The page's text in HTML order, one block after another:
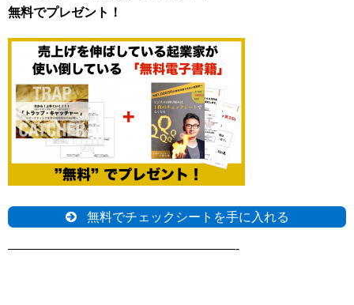
無料でプレゼント！
無料でチェックシートを手に入れる
——————————————————-